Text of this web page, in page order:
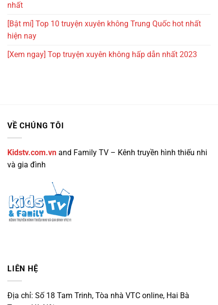
nhất
[Bật mí] Top 10 truyện xuyên không Trung Quốc hot nhất
hiện nay
[Xem ngay] Top truyện xuyên không hấp dẫn nhất 2023
VỀ CHÚNG TÔI
Kidstv.com.vn and Family TV – Kênh truyền hình thiếu nhi
và gia đình
LIÊN HỆ
Địa chỉ: Số 18 Tam Trinh, Tòa nhà VTC online, Hai Bà